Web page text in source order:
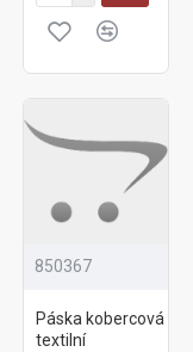
850367
Páska kobercová
textilní